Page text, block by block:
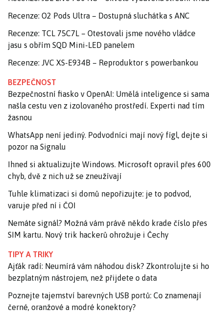
Recenze: O2 Pods Ultra – Dostupná sluchátka s ANC
Recenze: TCL 75C7L – Otestovali jsme nového vládce
jasu s obřím SQD Mini-LED panelem
Recenze: JVC XS-E934B – Reproduktor s powerbankou
BEZPEČNOST
Bezpečnostní fiasko v OpenAI: Umělá inteligence si sama
našla cestu ven z izolovaného prostředí. Experti nad tím
žasnou
WhatsApp není jediný. Podvodníci mají nový fígl, dejte si
pozor na Signalu
Ihned si aktualizujte Windows. Microsoft opravil přes 600
chyb, dvě z nich už se zneužívají
Tuhle klimatizaci si domů nepořizujte: je to podvod,
varuje před ní i ČOI
Nemáte signál? Možná vám právě někdo krade číslo přes
SIM kartu. Nový trik hackerů ohrožuje i Čechy
TIPY A TRIKY
Ajťák radí: Neumírá vám náhodou disk? Zkontrolujte si ho
bezplatným nástrojem, než přijdete o data
Poznejte tajemství barevných USB portů: Co znamenají
černé, oranžové a modré konektory?